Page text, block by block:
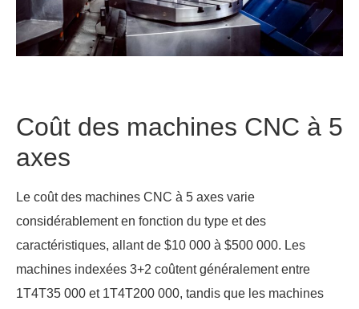
Coût des machines CNC à 5
axes
Le coût des machines CNC à 5 axes varie
considérablement en fonction du type et des
caractéristiques, allant de $10 000 à $500 000. Les
machines indexées 3+2 coûtent généralement entre
1T4T35 000 et 1T4T200 000, tandis que les machines